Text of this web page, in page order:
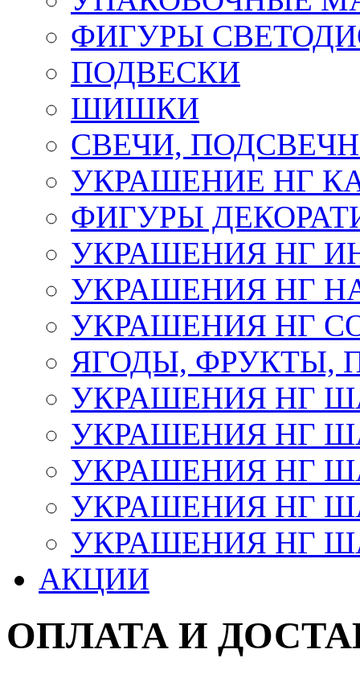
ФИГУРЫ
ПОДВЕСКИ
ШИШКИ
СВЕЧИ,
УКРАШЕНИЕ НГ
ФИГУРЫ
УКРАШЕНИЯ НГ
УКРАШЕНИЯ НГ
УКРАШЕНИЯ НГ
ЯГОДЫ, ФРУКТЫ,
УКРАШЕНИЯ НГ
УКРАШЕНИЯ НГ
УКРАШЕНИЯ НГ
УКРАШЕНИЯ НГ
УКРАШЕНИЯ НГ
АКЦИИ
ОПЛАТА И